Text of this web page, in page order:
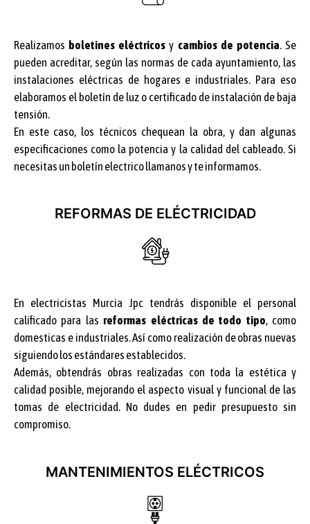
Realizamos boletines eléctricos y cambios de potencia. Se
pueden acreditar, según las normas de cada ayuntamiento, las
instalaciones eléctricas de hogares e industriales. Para eso
elaboramos el boletín de luz o certificado de instalación de baja
tensión.
En este caso, los técnicos chequean la obra, y dan algunas
especificaciones como la potencia y la calidad del cableado. Si
necesitas un boletín electrico llamanos y te informamos.
REFORMAS DE ELÉCTRICIDAD
En electricistas Murcia Jpc tendrás disponible el personal
calificado para las reformas eléctricas de todo tipo, como
domesticas e industriales. Así como realización de obras nuevas
siguiendo los estándares establecidos.
Además, obtendrás obras realizadas con toda la estética y
calidad posible, mejorando el aspecto visual y funcional de las
tomas de electricidad. No dudes en pedir presupuesto sin
compromiso.
MANTENIMIENTOS ELÉCTRICOS